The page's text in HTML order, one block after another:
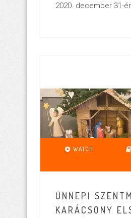
2020. december 31-
WATCH
ÜNNEPI
KARÁCSONY